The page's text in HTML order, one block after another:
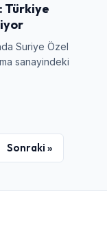
Türkiye
Suriye Özel
sanayindeki
Sonraki »